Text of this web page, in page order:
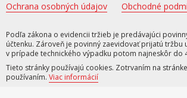
Ochrana osobných údajov Obchodné
Podľa zákona o evidencii tržieb je predávajúci
účtenku. Zároveň je povinný zaevidovať prijatú tržbu
v prípade technického výpadku potom najneskôr do
Tieto stránky používajú cookies. Zotrvaním na
používaním. Viac informácií